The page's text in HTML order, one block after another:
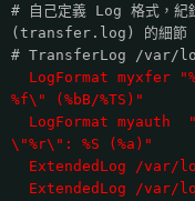
# 自己定義 Log 格式，
(transfer.log) 的細節
# TransferLog /var/
LogFormat myxfer
%f\" (%bB/%TS)"
LogFormat myauth
\"%r\": %S (%a)"
ExtendedLog /var/
ExtendedLog /var/